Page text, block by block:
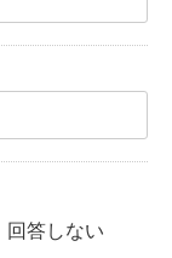
回答しない